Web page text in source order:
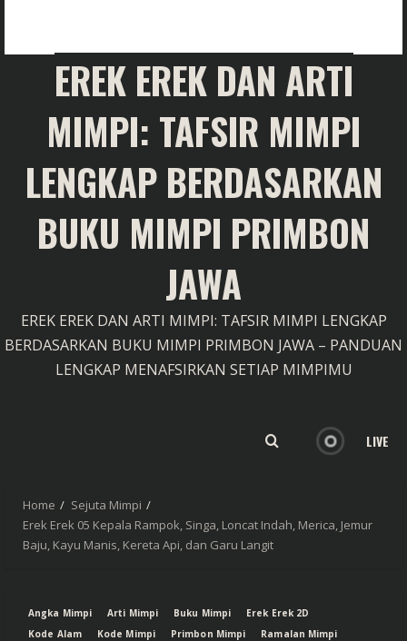
EREK EREK DAN ARTI
MIMPI: TAFSIR MIMPI
LENGKAP BERDASARKAN
BUKU MIMPI PRIMBON
JAWA
EREK EREK DAN ARTI MIMPI: TAFSIR MIMPI LENGKAP
BERDASARKAN BUKU MIMPI PRIMBON JAWA – PANDUAN
LENGKAP MENAFSIRKAN SETIAP MIMPIMU
LIVE
Home
Sejuta Mimpi
Erek Erek 05 Kepala Rampok, Singa, Loncat Indah, Merica, Jemur
Baju, Kayu Manis, Kereta Api, dan Garu Langit
Angka Mimpi Arti Mimpi Buku Mimpi
Erek Erek 2D
Kode Alam
Kode Mimpi Primbon Mimpi
Ramalan Mimpi